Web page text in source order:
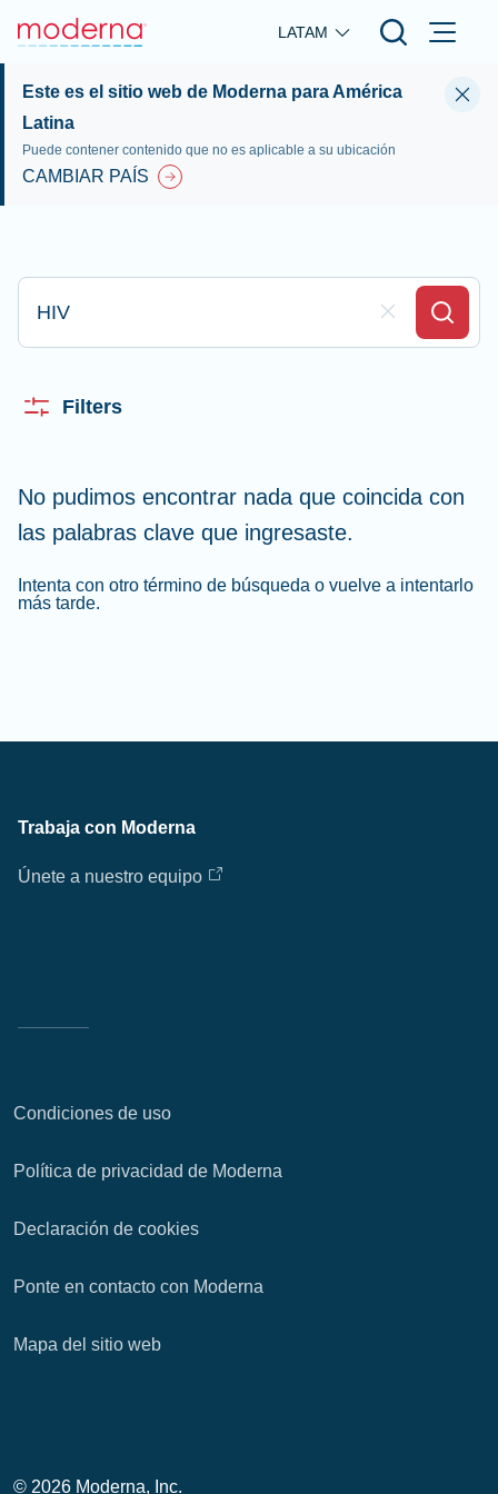
Skip to main content
LATAM
Este es el sitio web de Moderna para América
Latina
Puede contener contenido que no es aplicable a su ubicación
CAMBIAR PAÍS
Escriba aquí su búsqueda
Clear Field
Search
Filters
No pudimos encontrar nada que coincida con
las palabras clave que ingresaste.
Intenta con otro término de búsqueda o vuelve a intentarlo
más tarde.
Trabaja con Moderna
Únete a nuestro equipo
Condiciones de uso
Política de privacidad de Moderna
Declaración de cookies
Ponte en contacto con Moderna
Mapa del sitio web
© 2026 Moderna, Inc.